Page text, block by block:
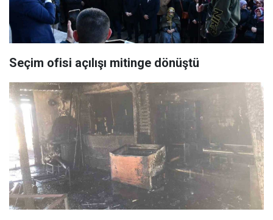
Seçim ofisi açılışı mitinge dönüştü